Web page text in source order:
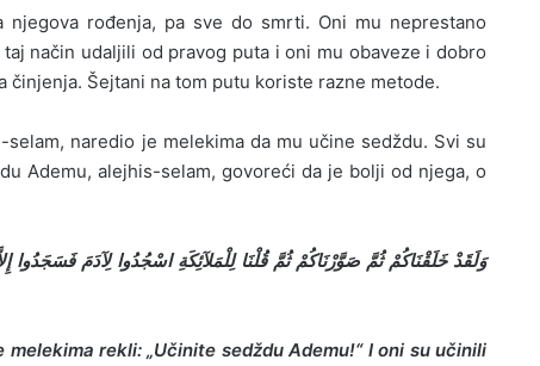
rođenja, pa sve do smrti. Oni mu neprestano
način udaljili od pravog puta i oni mu obaveze i dobro
Šejtani na tom putu koriste razne metode.
naredio je melekima da mu učine sedždu. Svi su
Ademu, alejhis-selam, govoreći da je bolji od njega, o
rekli: „Učinite sedždu Ademu!“ I oni su učinili